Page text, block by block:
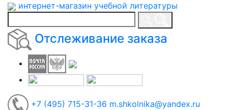
интернет-магазин учебной литературы
Отслеживание заказа
+7 (495) 715-31-36 m.shkolnika@yandex.ru